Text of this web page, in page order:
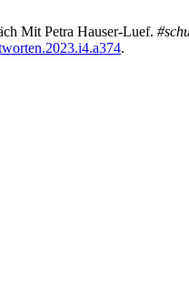
Mit Petra Hauser-Luef.
.